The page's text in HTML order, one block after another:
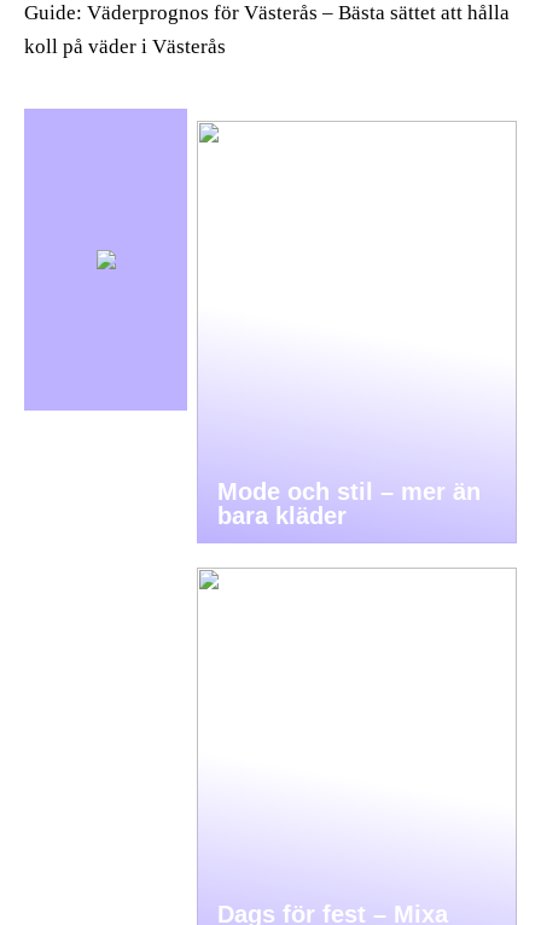
Guide: Väderprognos för Västerås – Bästa sättet att hålla
koll på väder i Västerås
Mode och stil – mer än
bara kläder
Dags för fest – Mixa